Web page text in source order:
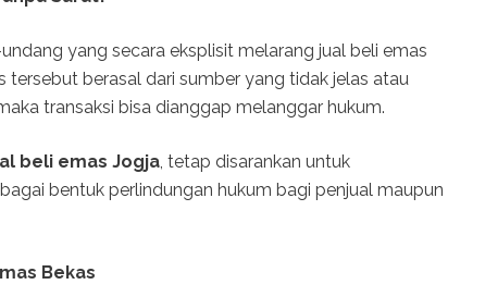
yang secara eksplisit melarang jual beli emas
tersebut berasal dari sumber yang tidak jelas atau
transaksi bisa dianggap melanggar hukum.
beli emas Jogja, tetap disarankan untuk
bentuk perlindungan hukum bagi penjual maupun
Bekas